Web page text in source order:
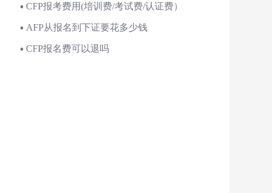
CFP报考费用(培训费/考试费/认证费）
AFP从报名到下证要花多少钱
CFP报名费可以退吗